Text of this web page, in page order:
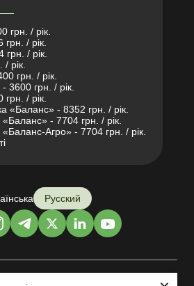
грн. / рік.
/ рік.
/ рік.
рік.
грн. / рік.
3600 грн. / рік.
/ рік.
«Баланс» - 8352 грн. / рік.
- 7704 грн. / рік.
Агро» - 7704 грн. / рік.
Русский